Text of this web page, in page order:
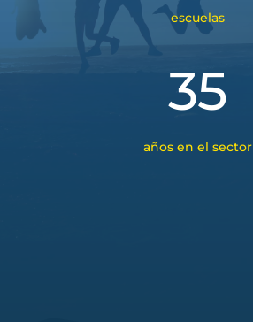
escuelas
35
años en el sector